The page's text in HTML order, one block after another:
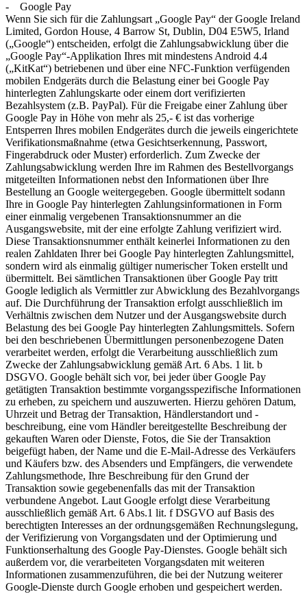
- Google Pay
Wenn Sie sich für die Zahlungsart „Google Pay“ der Google Ireland
Limited, Gordon House, 4 Barrow St, Dublin, D04 E5W5, Irland
(„Google“) entscheiden, erfolgt die Zahlungsabwicklung über die
„Google Pay“-Applikation Ihres mit mindestens Android 4.4
(„KitKat“) betriebenen und über eine NFC-Funktion verfügenden
mobilen Endgeräts durch die Belastung einer bei Google Pay
hinterlegten Zahlungskarte oder einem dort verifizierten
Bezahlsystem (z.B. PayPal). Für die Freigabe einer Zahlung über
Google Pay in Höhe von mehr als 25,- € ist das vorherige
Entsperren Ihres mobilen Endgerätes durch die jeweils eingerichtete
Verifikationsmaßnahme (etwa Gesichtserkennung, Passwort,
Fingerabdruck oder Muster) erforderlich. Zum Zwecke der
Zahlungsabwicklung werden Ihre im Rahmen des Bestellvorgangs
mitgeteilten Informationen nebst den Informationen über Ihre
Bestellung an Google weitergegeben. Google übermittelt sodann
Ihre in Google Pay hinterlegten Zahlungsinformationen in Form
einer einmalig vergebenen Transaktionsnummer an die
Ausgangswebsite, mit der eine erfolgte Zahlung verifiziert wird.
Diese Transaktionsnummer enthält keinerlei Informationen zu den
realen Zahldaten Ihrer bei Google Pay hinterlegten Zahlungsmittel,
sondern wird als einmalig gültiger numerischer Token erstellt und
übermittelt. Bei sämtlichen Transaktionen über Google Pay tritt
Google lediglich als Vermittler zur Abwicklung des Bezahlvorgangs
auf. Die Durchführung der Transaktion erfolgt ausschließlich im
Verhältnis zwischen dem Nutzer und der Ausgangswebsite durch
Belastung des bei Google Pay hinterlegten Zahlungsmittels. Sofern
bei den beschriebenen Übermittlungen personenbezogene Daten
verarbeitet werden, erfolgt die Verarbeitung ausschließlich zum
Zwecke der Zahlungsabwicklung gemäß Art. 6 Abs. 1 lit. b
DSGVO. Google behält sich vor, bei jeder über Google Pay
getätigten Transaktion bestimmte vorgangsspezifische Informationen
zu erheben, zu speichern und auszuwerten. Hierzu gehören Datum,
Uhrzeit und Betrag der Transaktion, Händlerstandort und -
beschreibung, eine vom Händler bereitgestellte Beschreibung der
gekauften Waren oder Dienste, Fotos, die Sie der Transaktion
beigefügt haben, der Name und die E-Mail-Adresse des Verkäufers
und Käufers bzw. des Absenders und Empfängers, die verwendete
Zahlungsmethode, Ihre Beschreibung für den Grund der
Transaktion sowie gegebenenfalls das mit der Transaktion
verbundene Angebot. Laut Google erfolgt diese Verarbeitung
ausschließlich gemäß Art. 6 Abs.1 lit. f DSGVO auf Basis des
berechtigten Interesses an der ordnungsgemäßen Rechnungslegung,
der Verifizierung von Vorgangsdaten und der Optimierung und
Funktionserhaltung des Google Pay-Dienstes. Google behält sich
außerdem vor, die verarbeiteten Vorgangsdaten mit weiteren
Informationen zusammenzuführen, die bei der Nutzung weiterer
Google-Dienste durch Google erhoben und gespeichert werden.